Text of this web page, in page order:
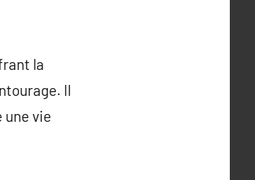
la
Il
une vie